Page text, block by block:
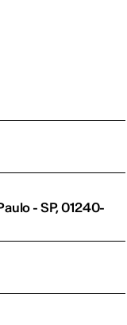
- SP, 01240-